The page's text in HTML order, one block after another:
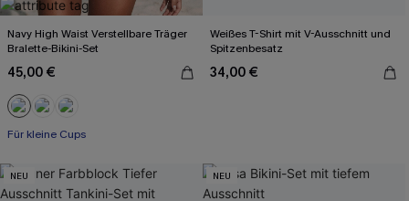
Navy High Waist Verstellbare Träger
Bralette-Bikini-Set
45,00 €
Für kleine Cups
Weißes T-Shirt mit V-Ausschnitt und
Spitzenbesatz
34,00 €
NEU NEU